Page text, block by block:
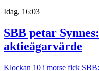
Idag, 16:03
SBB petar
aktieägarvärde
Klockan 10 i morse fick